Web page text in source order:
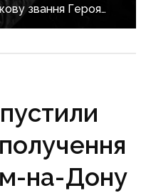
звання Героя
на-Дону